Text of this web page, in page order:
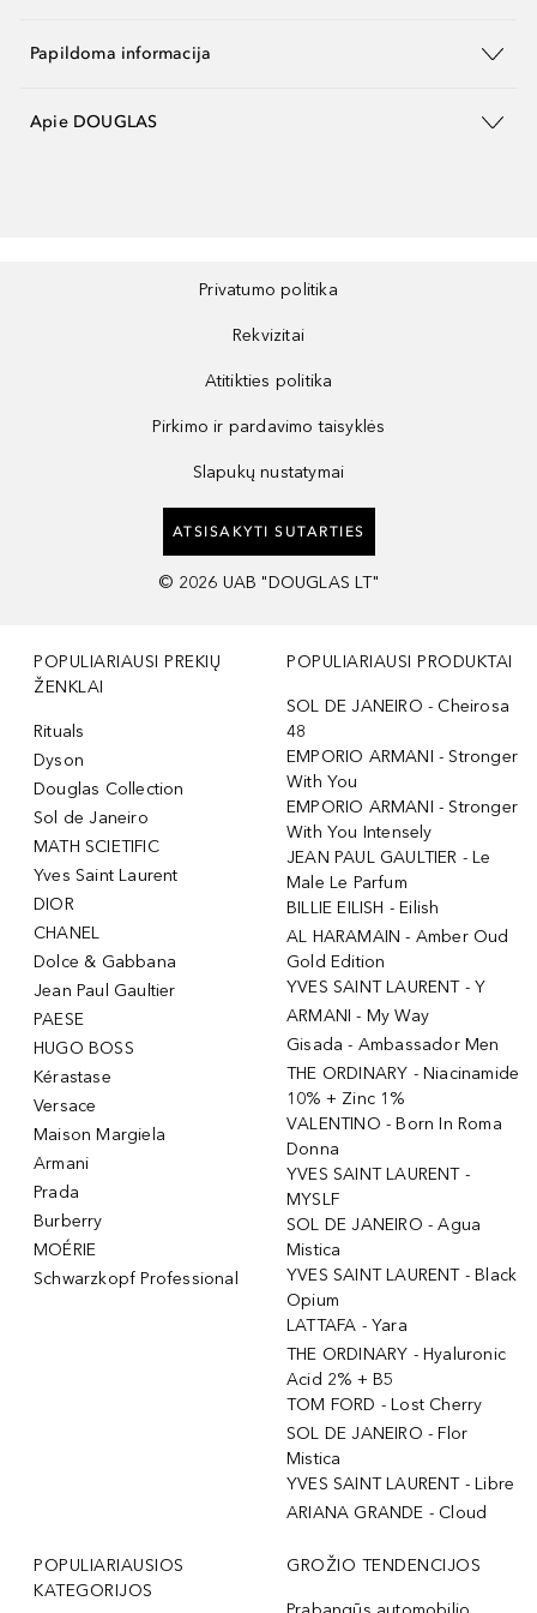
Papildoma informacija
Apie DOUGLAS
Privatumo politika
Rekvizitai
Atitikties politika
Pirkimo ir pardavimo taisyklės
Slapukų nustatymai
ATSISAKYTI SUTARTIES
© 2026 UAB "DOUGLAS LT"
POPULIARIAUSI PREKIŲ
ŽENKLAI
Rituals
Dyson
Douglas Collection
Sol de Janeiro
MATH SCIETIFIC
Yves Saint Laurent
DIOR
CHANEL
Dolce & Gabbana
Jean Paul Gaultier
PAESE
HUGO BOSS
Kérastase
Versace
Maison Margiela
Armani
Prada
Burberry
MOÉRIE
Schwarzkopf Professional
POPULIARIAUSI PRODUKTAI
SOL DE JANEIRO - Cheirosa
48
EMPORIO ARMANI - Stronger
With You
EMPORIO ARMANI - Stronger
With You Intensely
JEAN PAUL GAULTIER - Le
Male Le Parfum
BILLIE EILISH - Eilish
AL HARAMAIN - Amber Oud
Gold Edition
YVES SAINT LAURENT - Y
ARMANI - My Way
Gisada - Ambassador Men
THE ORDINARY - Niacinamide
10% + Zinc 1%
VALENTINO - Born In Roma
Donna
YVES SAINT LAURENT -
MYSLF
SOL DE JANEIRO - Agua
Mistica
YVES SAINT LAURENT - Black
Opium
LATTAFA - Yara
THE ORDINARY - Hyaluronic
Acid 2% + B5
TOM FORD - Lost Cherry
SOL DE JANEIRO - Flor
Mistica
YVES SAINT LAURENT - Libre
ARIANA GRANDE - Cloud
POPULIARIAUSIOS
KATEGORIJOS
GROŽIO TENDENCIJOS